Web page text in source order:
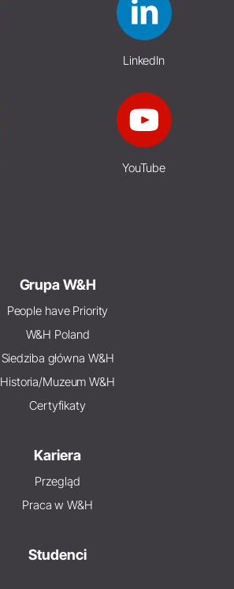
LinkedIn
YouTube
Grupa W&H
People have Priority
W&H Poland
Siedziba główna W&H
Historia/Muzeum W&H
Certyfikaty
Kariera
Przegląd
Praca w W&H
Studenci